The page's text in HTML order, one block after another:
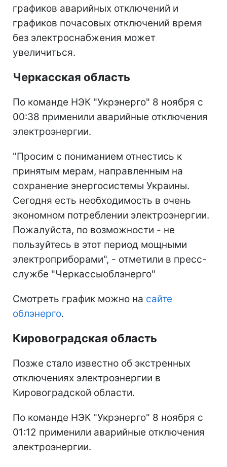
графиков аварийных отключений и
графиков почасовых отключений время
без электроснабжения может
увеличиться.
Черкасская область
По команде НЭК "Укрэнерго" 8 ноября с
00:38 применили аварийные отключения
электроэнергии.
"Просим с пониманием отнестись к
принятым мерам, направленным на
сохранение энергосистемы Украины.
Сегодня есть необходимость в очень
экономном потреблении электроэнергии.
Пожалуйста, по возможности - не
пользуйтесь в этот период мощными
электроприборами", - отметили в пресс-
службе "Черкассыоблэнерго"
Смотреть график можно на сайте
облэнерго.
Кировоградская область
Позже стало известно об экстренных
отключениях электроэнергии в
Кировоградской области.
По команде НЭК "Укрэнерго" 8 ноября с
01:12 применили аварийные отключения
электроэнергии.